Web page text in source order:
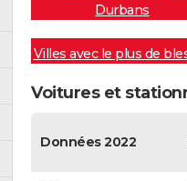
Durbans
Villes avec le plus de
Voitures et
Données 2022